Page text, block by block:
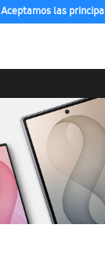
Aceptamos las